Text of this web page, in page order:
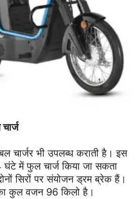
चार्जर भी उपलब्ध कराती है। इस
घंटे में फुल चार्ज किया जा सकता
सिरों पर संयोजन ड्रम ब्रेक हैं।
कुल वजन 96 किलो है।